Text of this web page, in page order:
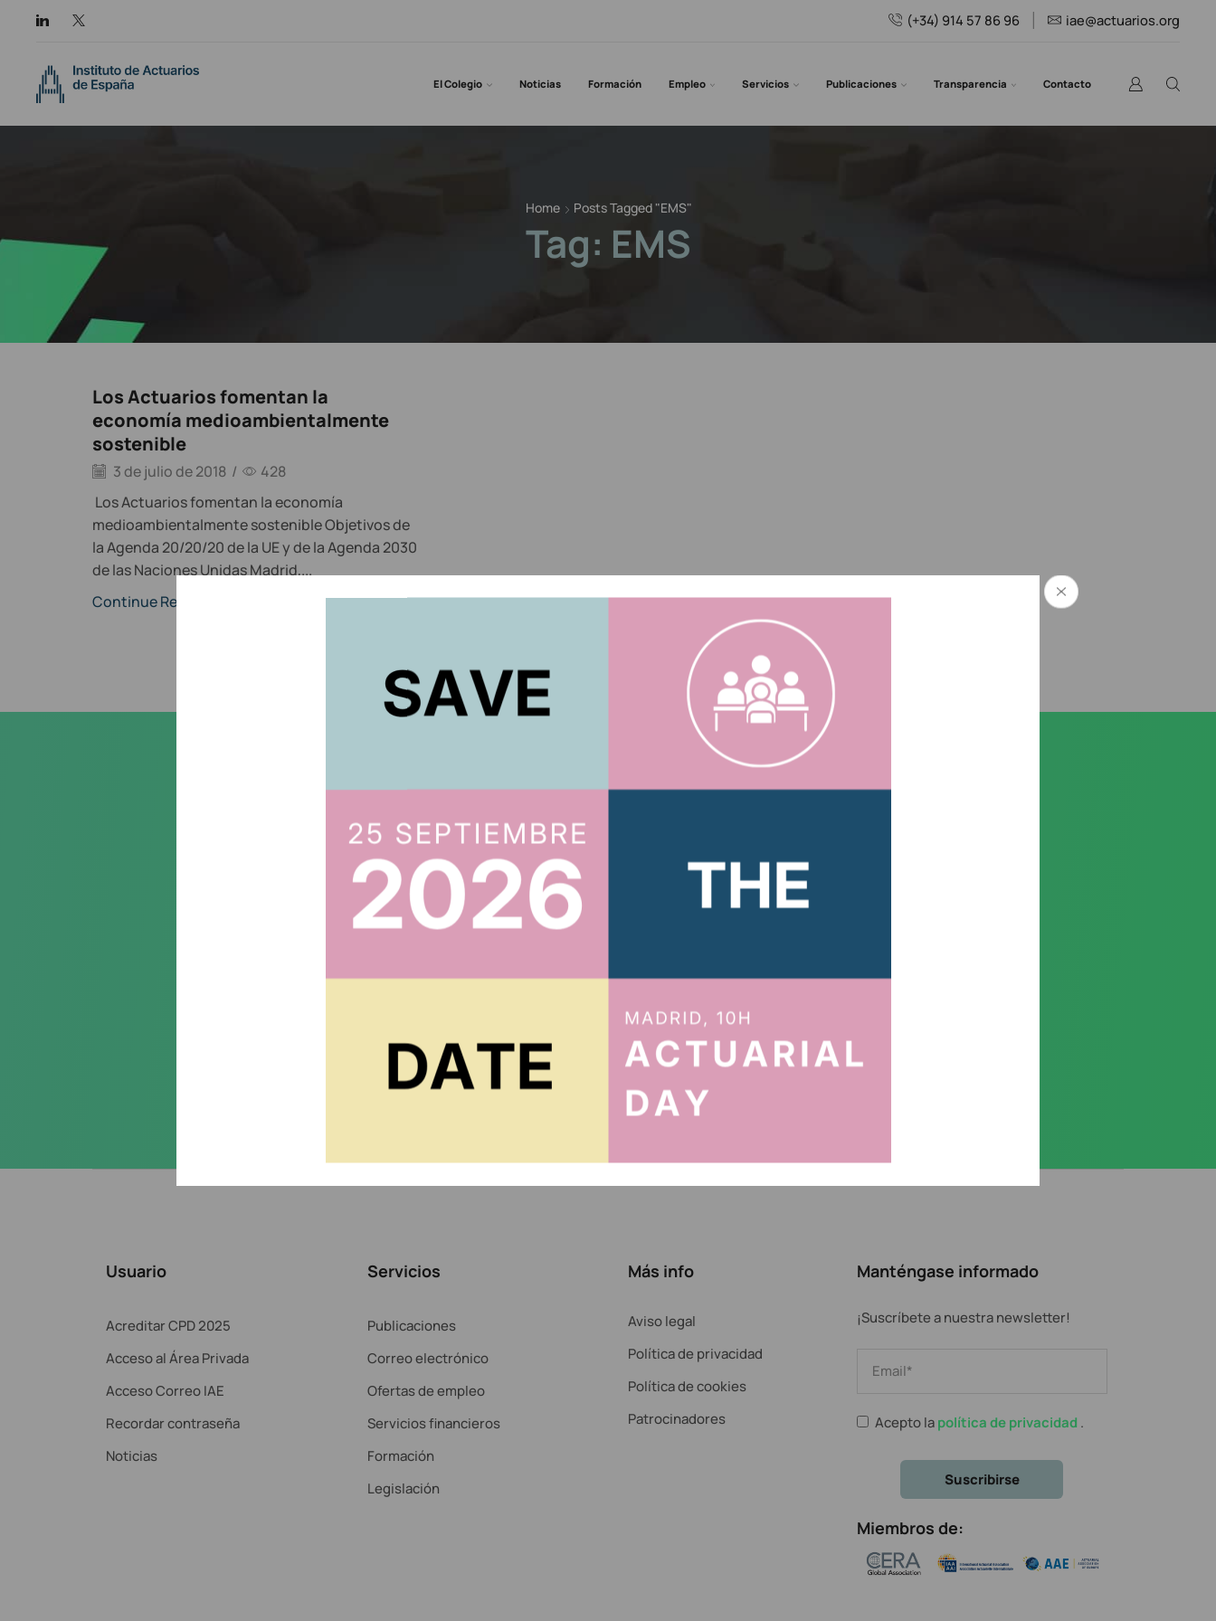
(+34) 914 57 86 96 iae@actuarios.org
El Colegio Noticias Formación Empleo Servicios Publicaciones Transparencia Contacto
Home Posts Tagged "EMS"
Tag: EMS
Los Actuarios fomentan la
economía medioambientalmente
sostenible
3 de julio de 2018 /
428
Los Actuarios fomentan la economía
medioambientalmente sostenible Objetivos de
la Agenda 20/20/20 de la UE y de la Agenda 2030
de las Naciones Unidas Madrid,...
Continue Reading
Suscríbete al boletín
Te mantendremos al tanto de todo
Usuario
Acreditar CPD 2025
Acceso al Área Privada
Acceso Correo IAE
Recordar contraseña
Noticias
Servicios
Publicaciones
Correo electrónico
Ofertas de empleo
Servicios financieros
Formación
Legislación
Más info
Aviso legal
Política de privacidad
Política de cookies
Patrocinadores
Manténgase informado
¡Suscríbete a nuestra newsletter!
Acepto lapolítica de privacidad .
Miembros de: